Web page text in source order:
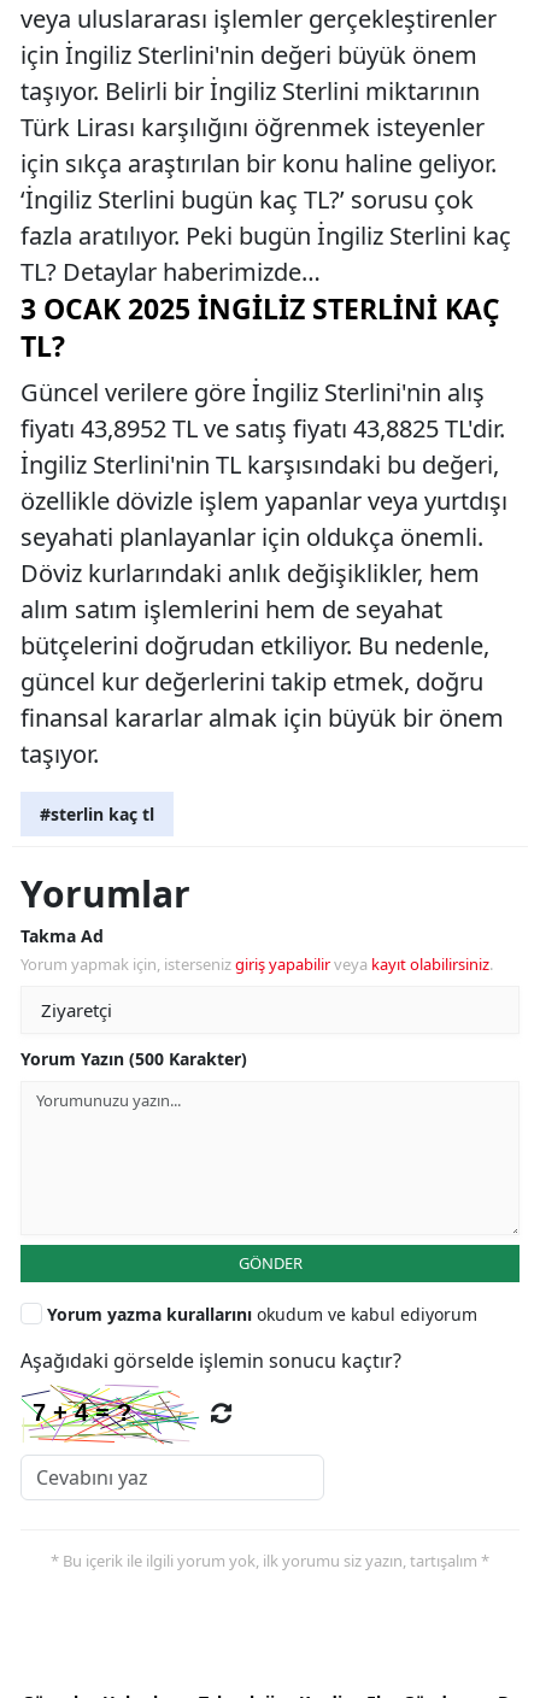
veya uluslararası işlemler gerçekleştirenler
için İngiliz Sterlini'nin değeri büyük önem
taşıyor. Belirli bir İngiliz Sterlini miktarının
Türk Lirası karşılığını öğrenmek isteyenler
için sıkça araştırılan bir konu haline geliyor.
‘İngiliz Sterlini bugün kaç TL?’ sorusu çok
fazla aratılıyor. Peki bugün İngiliz Sterlini kaç
TL? Detaylar haberimizde…
3 OCAK 2025 İNGILIZ STERLINI KAÇ
TL?
Güncel verilere göre İngiliz Sterlini'nin alış
fiyatı 43,8952 TL ve satış fiyatı 43,8825 TL'dir.
İngiliz Sterlini'nin TL karşısındaki bu değeri,
özellikle dövizle işlem yapanlar veya yurtdışı
seyahati planlayanlar için oldukça önemli.
Döviz kurlarındaki anlık değişiklikler, hem
alım satım işlemlerini hem de seyahat
bütçelerini doğrudan etkiliyor. Bu nedenle,
güncel kur değerlerini takip etmek, doğru
finansal kararlar almak için büyük bir önem
taşıyor.
#sterlin kaç tl
Yorumlar
Takma Ad
Yorum yapmak için, istersenizgiriş yapabilirveya kayıt olabilirsiniz.
Yorum Yazın (500 Karakter)
GÖNDER
Yorum yazma kurallarını okudum ve kabul ediyorum
Aşağıdaki görselde işlemin sonucu kaçtır?
* Bu içerik ile ilgili yorum yok, ilk yorumu siz yazın, tartışalım *